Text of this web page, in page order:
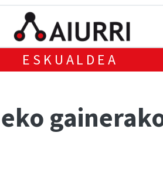
ESKUALDEA